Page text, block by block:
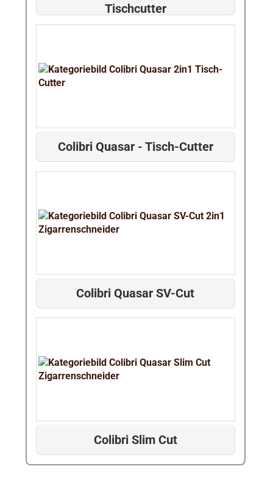
Tischcutter
Colibri Quasar - Tisch-Cutter
Colibri Quasar SV-Cut
Colibri Slim Cut